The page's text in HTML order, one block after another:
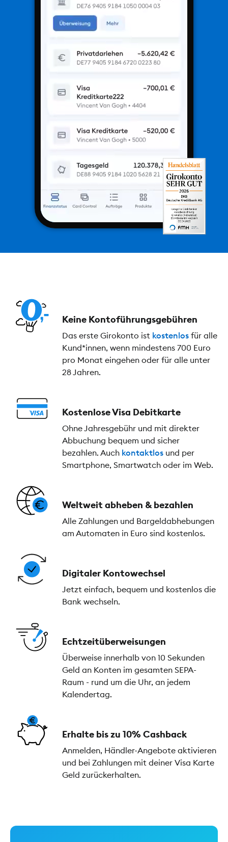
Keine Kontoführungs­gebühren
Das erste Girokonto ist kostenlos für alle
Kund*innen, wenn mindestens 700 Euro
pro Monat eingehen oder für alle unter
28 Jahren.
Kostenlose Visa Debitkarte
Ohne Jahresgebühr und mit direkter
Abbuchung bequem und sicher
bezahlen. Auch kontaktlos und per
Smartphone, Smartwatch oder im Web.
Weltweit abheben & bezahlen
Alle Zahlungen und Bargeldabhebungen
am Automaten in Euro sind kostenlos.
Digitaler Kontowechsel
Jetzt einfach, bequem und kostenlos die
Bank wechseln.
Echtzeitüberweisungen
Überweise innerhalb von 10 Sekunden
Geld an Konten im gesamten SEPA-
Raum - rund um die Uhr, an jedem
Kalendertag.
Erhalte bis zu 10% Cashback
Anmelden, Händler-Angebote aktivieren
und bei Zahlungen mit deiner Visa Karte
Geld zurückerhalten.